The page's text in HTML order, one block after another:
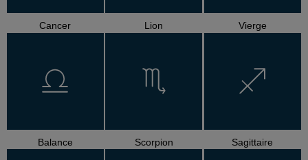
Cancer Lion Vierge
Balance Scorpion Sagittaire